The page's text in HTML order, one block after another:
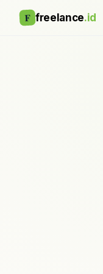
F freelance.id